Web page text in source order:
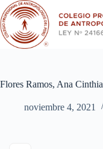
Saltar
al
contenido
Flores Ramos, Ana Cinthia
noviembre 4, 2021